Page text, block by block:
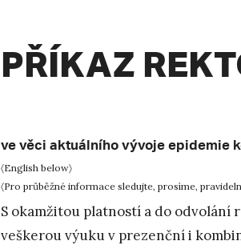
PŘÍKAZ
ve věci aktuálního vývoje epidemie
〈English below〉
〈Pro průběžné informace sledujte, prosíme,
S okamžitou platností a do odvolání
veškerou výuku v prezenční i